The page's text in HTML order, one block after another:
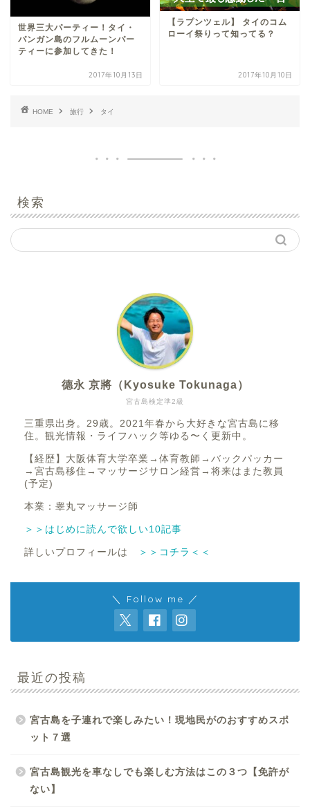
世界三大パーティー！タイ・
パンガン島のフルムーンパー
ティーに参加してきた！
2017年10月13日
【ラプンツェル】 タイのコム
ローイ祭りって知ってる？
2017年10月10日
HOME 旅行 タイ
検索
宮古島検定準2級
德永 京將（Kyosuke Tokunaga）
三重県出身。29歳。2021年春から大好きな宮古島に移
住。観光情報・ライフハック等ゆる〜く更新中。
【経歴】大阪体育大学卒業→体育教師→バックパッカー
→宮古島移住→マッサージサロン経営→将来はまた教員
(予定)
本業：睾丸マッサージ師
＞＞はじめに読んで欲しい10記事
詳しいプロフィールは ＞＞コチラ＜＜
＼ Follow me ／
最近の投稿
宮古島を子連れで楽しみたい！現地民がのおすすめスポ
ット７選
宮古島観光を車なしでも楽しむ方法はこの３つ【免許が
ない】